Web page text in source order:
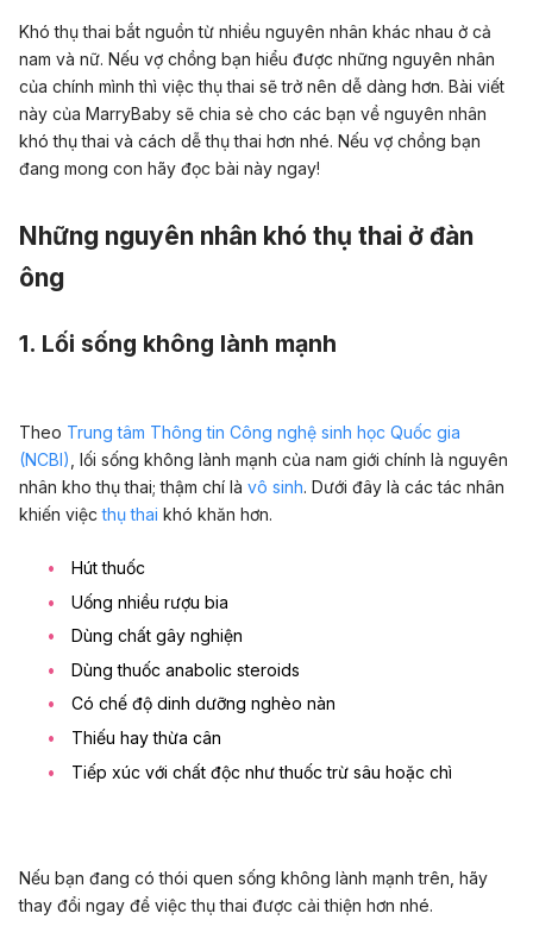
Khó thụ thai bắt nguồn từ nhiều nguyên nhân khác nhau ở cả
nam và nữ. Nếu vợ chồng bạn hiểu được những nguyên nhân
của chính mình thì việc thụ thai sẽ trở nên dễ dàng hơn. Bài viết
này của MarryBaby sẽ chia sẻ cho các bạn về nguyên nhân
khó thụ thai và cách dễ thụ thai hơn nhé. Nếu vợ chồng bạn
đang mong con hãy đọc bài này ngay!
Những nguyên nhân khó thụ thai ở đàn
ông
1. Lối sống không lành mạnh
Theo Trung tâm Thông tin Công nghệ sinh học Quốc gia
(NCBI) , lối sống không lành mạnh của nam giới chính là nguyên
nhân kho thụ thai; thậm chí là vô sinh. Dưới đây là các tác nhân
khiến việcthụ thai khó khăn hơn.
Hút thuốc
Uống nhiều rượu bia
Dùng chất gây nghiện
Dùng thuốc anabolic steroids
Có chế độ dinh dưỡng nghèo nàn
Thiếu hay thừa cân
Tiếp xúc với chất độc như thuốc trừ sâu hoặc chì
Nếu bạn đang có thói quen sống không lành mạnh trên, hãy
thay đổi ngay để việc thụ thai được cải thiện hơn nhé.